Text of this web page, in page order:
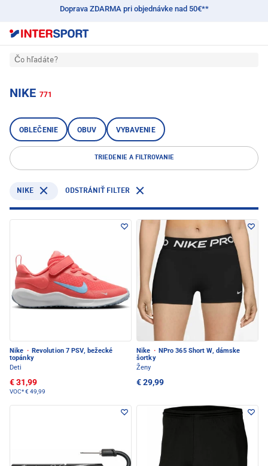
Doprava ZDARMA pri objednávke nad 50€**
Čo hľadáte?
NIKE 771
OBLEČENIE OBUV VYBAVENIE
TRIEDENIE A FILTROVANIE
NIKE ODSTRÁNIŤ FILTER
Nike · Revolution 7 PSV, bežecké
topánky
Deti
€ 31,99
VOC*€ 49,99
Nike · NPro 365 Short W, dámske
šortky
Ženy
€ 29,99